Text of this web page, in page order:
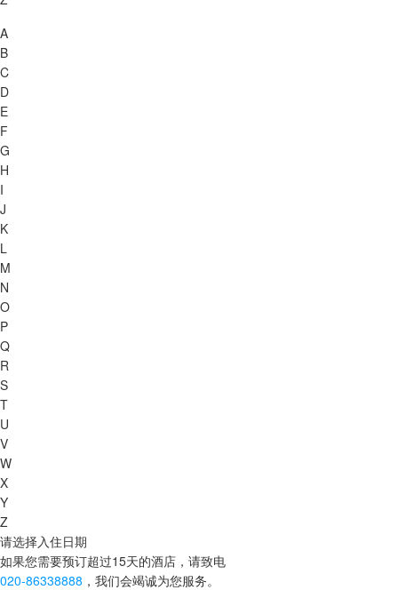
A
B
C
D
E
F
G
H
I
J
K
L
M
N
O
P
Q
R
S
T
U
V
W
X
Y
Z
请选择入住日期
如果您需要预订超过15天的酒店，请致电
020-86338888 ，我们会竭诚为您服务。